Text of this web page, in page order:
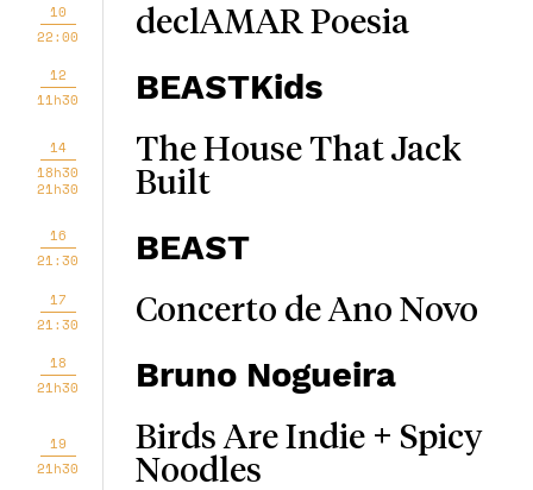
10
22:00
declAMAR Poesia
12
11h30
BEASTKids
14
18h30
21h30
The House That Jack
Built
16
21:30
BEAST
17
21:30
Concerto de Ano Novo
18
21h30
Bruno Nogueira
19
21h30
Birds Are Indie + Spicy
Noodles